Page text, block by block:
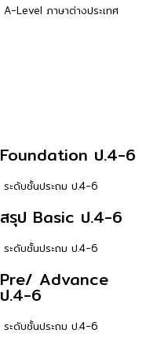
A-Level ภาษาต่างประเทศ
Foundation ป.4-6
ระดับชั้นประถม ป.4-6
สรุป Basic ป.4-6
ระดับชั้นประถม ป.4-6
Pre/ Advance
ป.4-6
ระดับชั้นประถม ป.4-6